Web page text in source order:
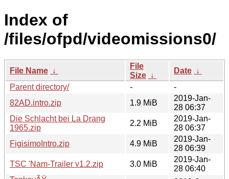
Index of
/files/ofpd/videomissions0/
File Name ↓
File
Size ↓
Date ↓
Parent directory/
-
-
82AD.intro.zip
1.9 MiB
2019-Jan-
28 06:37
Die Schlacht bei La Drang
1965.zip
2.2 MiB
2019-Jan-
28 06:37
FigisimoIntro.zip
4.9 MiB
2019-Jan-
28 06:39
TSC 'Nam-Trailer v1.2.zip
3.0 MiB
2019-Jan-
28 06:40